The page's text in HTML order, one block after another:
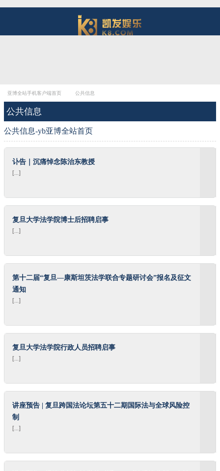
亚博全站手机客户端首页 公共信息
公共信息
公共信息-yb亚博全站首页
讣告｜沉痛悼念陈治东教授
[...]
复旦大学法学院博士后招聘启事
[...]
第十二届“复旦—康斯坦茨法学联合专题研讨会”报名及征文
通知
[...]
复旦大学法学院行政人员招聘启事
[...]
讲座预告 | 复旦跨国法论坛第五十二期国际法与全球风险控
制
[...]